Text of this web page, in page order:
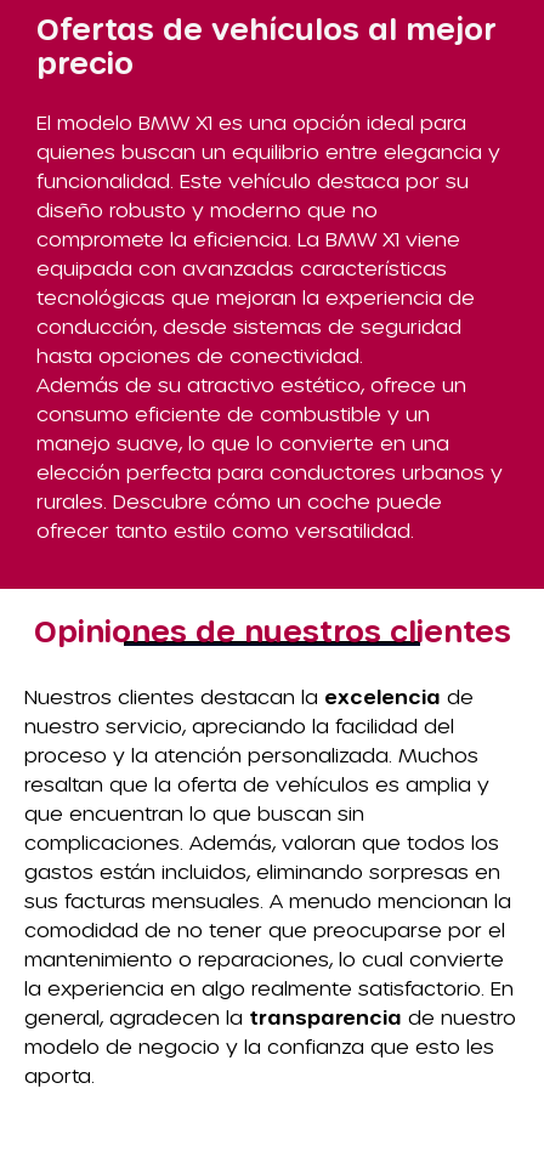
Ofertas de vehículos al mejor
precio
El modelo BMW X1 es una opción ideal para
quienes buscan un equilibrio entre elegancia y
funcionalidad. Este vehículo destaca por su
diseño robusto y moderno que no
compromete la eficiencia. La BMW X1 viene
equipada con avanzadas características
tecnológicas que mejoran la experiencia de
conducción, desde sistemas de seguridad
hasta opciones de conectividad.
Además de su atractivo estético, ofrece un
consumo eficiente de combustible y un
manejo suave, lo que lo convierte en una
elección perfecta para conductores urbanos y
rurales. Descubre cómo un coche puede
ofrecer tanto estilo como versatilidad.
Opiniones de nuestros clientes
Nuestros clientes destacan la excelencia de
nuestro servicio, apreciando la facilidad del
proceso y la atención personalizada. Muchos
resaltan que la oferta de vehículos es amplia y
que encuentran lo que buscan sin
complicaciones. Además, valoran que todos los
gastos están incluidos, eliminando sorpresas en
sus facturas mensuales. A menudo mencionan la
comodidad de no tener que preocuparse por el
mantenimiento o reparaciones, lo cual convierte
la experiencia en algo realmente satisfactorio. En
general, agradecen la transparencia de nuestro
modelo de negocio y la confianza que esto les
aporta.